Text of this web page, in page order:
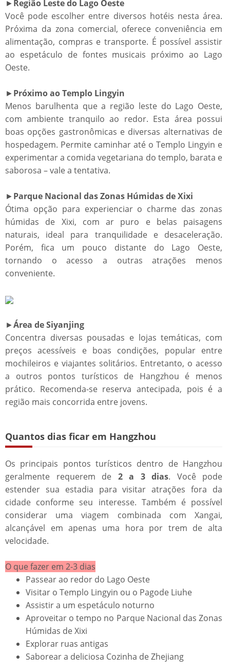
► Região Leste do Lago Oeste
Você pode escolher entre diversos hotéis nesta área.
Próxima da zona comercial, oferece conveniência em
alimentação, compras e transporte. É possível assistir
ao espetáculo de fontes musicais próximo ao Lago
Oeste.
►Próximo ao Templo Lingyin
Menos barulhenta que a região leste do Lago Oeste,
com ambiente tranquilo ao redor. Esta área possui
boas opções gastronômicas e diversas alternativas de
hospedagem. Permite caminhar até o Templo Lingyin e
experimentar a comida vegetariana do templo, barata e
saborosa – vale a tentativa.
►Parque Nacional das Zonas Húmidas de Xixi
Ótima opção para experienciar o charme das zonas
húmidas de Xixi, com ar puro e belas paisagens
naturais, ideal para tranquilidade e desaceleração.
Porém, fica um pouco distante do Lago Oeste,
tornando o acesso a outras atrações menos
conveniente.
►Área de Siyanjing
Concentra diversas pousadas e lojas temáticas, com
preços acessíveis e boas condições, popular entre
mochileiros e viajantes solitários. Entretanto, o acesso
a outros pontos turísticos de Hangzhou é menos
prático. Recomenda-se reserva antecipada, pois é a
região mais concorrida entre jovens.
Quantos dias ficar em Hangzhou​​
Os principais pontos turísticos dentro de Hangzhou
geralmente requerem de 2 a 3 dias. Você pode
estender sua estadia para visitar atrações fora da
cidade conforme seu interesse. Também é possível
considerar uma viagem combinada com Xangai,
alcançável em apenas uma hora por trem de alta
velocidade.
O que fazer em 2-3 dias​​
Passear ao redor do Lago Oeste
Visitar o Templo Lingyin ou o Pagode Liuhe
Assistir a um espetáculo noturno
Aproveitar o tempo no Parque Nacional das Zonas
Húmidas de Xixi
Explorar ruas antigas
Saborear a deliciosa Cozinha de Zhejiang